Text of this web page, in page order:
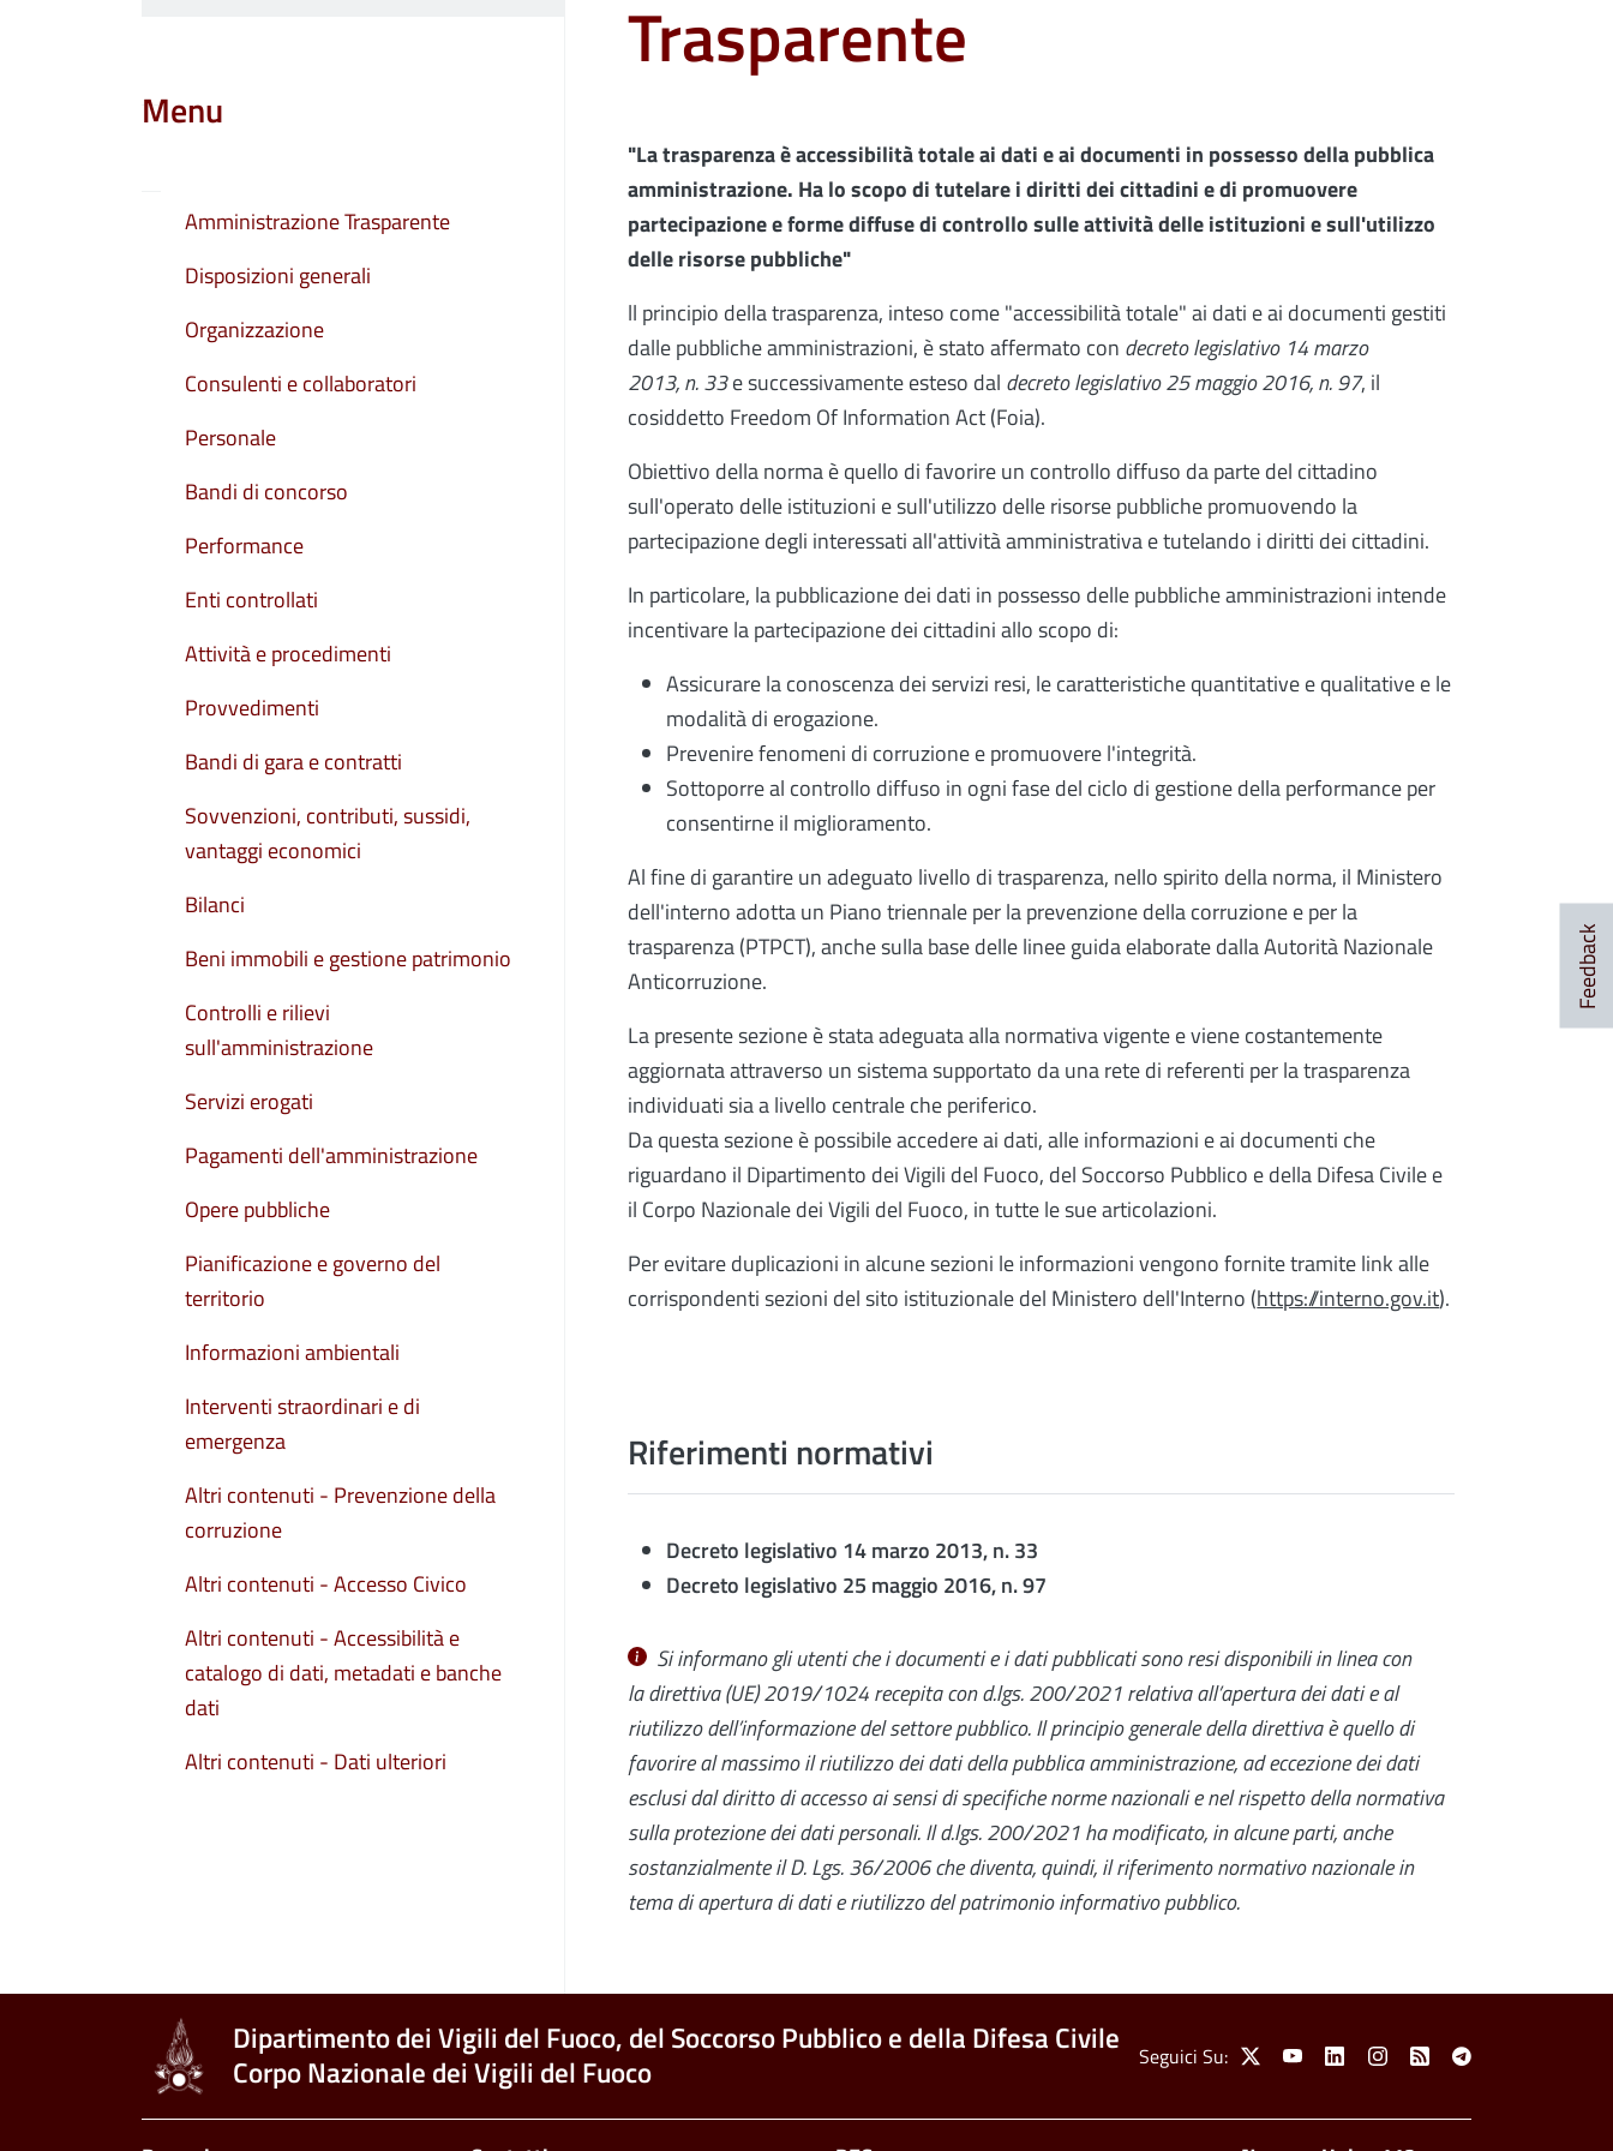
Trasparente
"La trasparenza è accessibilità totale ai dati e ai documenti in possesso della pubblica
amministrazione. Ha lo scopo di tutelare i diritti dei cittadini e di promuovere
partecipazione e forme diffuse di controllo sulle attività delle istituzioni e sull'utilizzo
delle risorse pubbliche"
ll principio della trasparenza, inteso come "accessibilità totale" ai dati e ai documenti gestiti
dalle pubbliche amministrazioni, è stato affermato con decreto legislativo 14 marzo
2013, n. 33e successivamente esteso dal decreto legislativo 25 maggio 2016, n. 97, il
cosiddetto Freedom Of Information Act (Foia).
Obiettivo della norma è quello di favorire un controllo diffuso da parte del cittadino
sull'operato delle istituzioni e sull'utilizzo delle risorse pubbliche promuovendo la
partecipazione degli interessati all'attività amministrativa e tutelando i diritti dei cittadini.
In particolare, la pubblicazione dei dati in possesso delle pubbliche amministrazioni intende
incentivare la partecipazione dei cittadini allo scopo di:
Assicurare la conoscenza dei servizi resi, le caratteristiche quantitative e qualitative e le
modalità di erogazione.
Prevenire fenomeni di corruzione e promuovere l'integrità.
Sottoporre al controllo diffuso in ogni fase del ciclo di gestione della performance per
consentirne il miglioramento.
Al fine di garantire un adeguato livello di trasparenza, nello spirito della norma, il Ministero
dell'interno adotta un Piano triennale per la prevenzione della corruzione e per la
trasparenza (PTPCT), anche sulla base delle linee guida elaborate dalla Autorità Nazionale
Anticorruzione.
La presente sezione è stata adeguata alla normativa vigente e viene costantemente
aggiornata attraverso un sistema supportato da una rete di referenti per la trasparenza
individuati sia a livello centrale che periferico.
Da questa sezione è possibile accedere ai dati, alle informazioni e ai documenti che
riguardano il Dipartimento dei Vigili del Fuoco, del Soccorso Pubblico e della Difesa Civile e
il Corpo Nazionale dei Vigili del Fuoco, in tutte le sue articolazioni.
Per evitare duplicazioni in alcune sezioni le informazioni vengono fornite tramite link alle
corrispondenti sezioni del sito istituzionale del Ministero dell'Interno (https://interno.gov.it).
Riferimenti normativi
Decreto legislativo 14 marzo 2013, n. 33
Decreto legislativo 25 maggio 2016, n. 97
Si informano gli utenti che i documenti e i dati pubblicati sono resi disponibili in linea con
ladirettiva (UE) 2019/1024recepita con d.lgs. 200/2021relativa all’apertura dei dati e al
riutilizzo dell’informazione del settore pubblico. Il principio generale della direttiva è quello di
favorire al massimo il riutilizzo dei dati della pubblica amministrazione, ad eccezione dei dati
esclusi dal diritto di accesso ai sensi di specifiche norme nazionali e nel rispetto della normativa
sulla protezione dei dati personali.Ild.lgs. 200/2021ha modificato, in alcune parti, anche
sostanzialmente il D. Lgs. 36/2006 chediventa, quindi, il riferimento normativo nazionale in
tema di apertura di dati e riutilizzo del patrimonio informativo pubblico.
Menu
Amministrazione Trasparente
Disposizioni generali
Organizzazione
Consulenti e collaboratori
Personale
Bandi di concorso
Performance
Enti controllati
Attività e procedimenti
Provvedimenti
Bandi di gara e contratti
Sovvenzioni, contributi, sussidi,
vantaggi economici
Bilanci
Beni immobili e gestione patrimonio
Controlli e rilievi
sull'amministrazione
Servizi erogati
Pagamenti dell'amministrazione
Opere pubbliche
Pianificazione e governo del
territorio
Informazioni ambientali
Interventi straordinari e di
emergenza
Altri contenuti - Prevenzione della
corruzione
Altri contenuti - Accesso Civico
Altri contenuti - Accessibilità e
catalogo di dati, metadati e banche
dati
Altri contenuti - Dati ulteriori
Feedback
Dipartimento dei Vigili del Fuoco, del Soccorso Pubblico e della Difesa Civile
Corpo Nazionale dei Vigili del Fuoco
Social Menu
Seguici Su: X YoutubeLinkedinInstagram
Feed Telegram